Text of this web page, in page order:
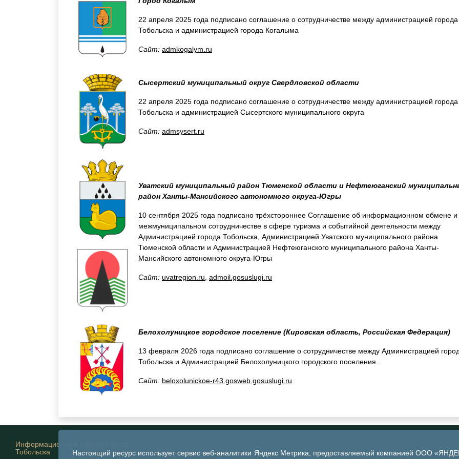
Настоящий ресурс использует сервис веб-аналитики Яндекс Метрика, предоставляемый компанией ООО
22 апреля 2025 года подписано соглашение о сотрудничестве между администрацией города
Тобольска и администрацией города Когалыма
Сайт: admkogalym.ru
Сысертский муниципальный округ Свердловской области
22 апреля 2025 года подписано соглашение о сотрудничестве между администрацией города
Тобольска и администрацией Сысертского муниципального округа
Сайт: admsysert.ru
Уватский муниципальный район Тюменской области и Нефтеюганский
район Ханты-Мансийского автономного округа-Югры
10 сентября 2025 года подписано трёхстороннее Соглашение об информационном обмене и
межмуниципальном сотрудничестве в сфере туризма и событийной деятельности между
Администрацией города Тобольска, Администрацией Уватского муниципального района
Тюменской области и Администрацией Нефтеюганского муниципального района Ханты-
Мансийского автономного округа-Югры
Сайт: uvatregion.ru admoil.gosuslugi.ru
Белохолуницкое городское поселение (Кировская область, Российская Федерация)
13 февраля 2026 года подписано соглашение о сотрудничестве между Администрацией
Тобольска и Администрацией Белохолуницкого городского поселения.
Сайт: beloxolunickoe-r43.gosweb.gosuslugi.ru
Информационный портал города
Тобольска